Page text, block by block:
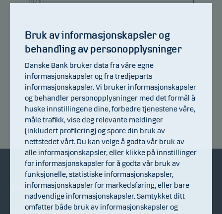
94
98.4
07.07.2026 13.07.2026 17.07.2026 23.07.2026 29.07.2026 04.08.2026
Fondets avkastning
Om Danske Invest
Fakta om Danske Invest
Bli investor
Distributører
Bruk av informasjonskapsler og
behandling av personopplysninger
Danske Bank bruker data fra våre egne
informasjonskapsler og fra tredjeparts
informasjonskapsler. Vi bruker informasjonskapsler
og behandler personopplysninger med det formål å
huske innstillingene dine, forbedre tjenestene våre,
måle trafikk, vise deg relevante meldinger
(inkludert profilering) og spore din bruk av
nettstedet vårt. Du kan velge å godta vår bruk av
alle informasjonskapsler, eller klikke på innstillinger
for informasjonskapsler for å godta vår bruk av
funksjonelle, statistiske informasjonskapsler,
informasjonskapsler for markedsføring, eller bare
nødvendige informasjonskapsler. Samtykket ditt
omfatter både bruk av informasjonskapsler og